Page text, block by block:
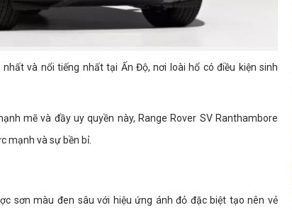
và nổi tiếng nhất tại Ấn Độ, nơi loài hổ có điều kiện sinh
mẽ và đầy uy quyền này, Range Rover SV Ranthambore
mạnh và sự bền bỉ.
sơn màu đen sâu với hiệu ứng ánh đỏ đặc biệt tạo nên vẻ